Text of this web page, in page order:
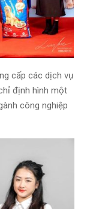
cấp các dịch vụ
định hình một
công nghiệp